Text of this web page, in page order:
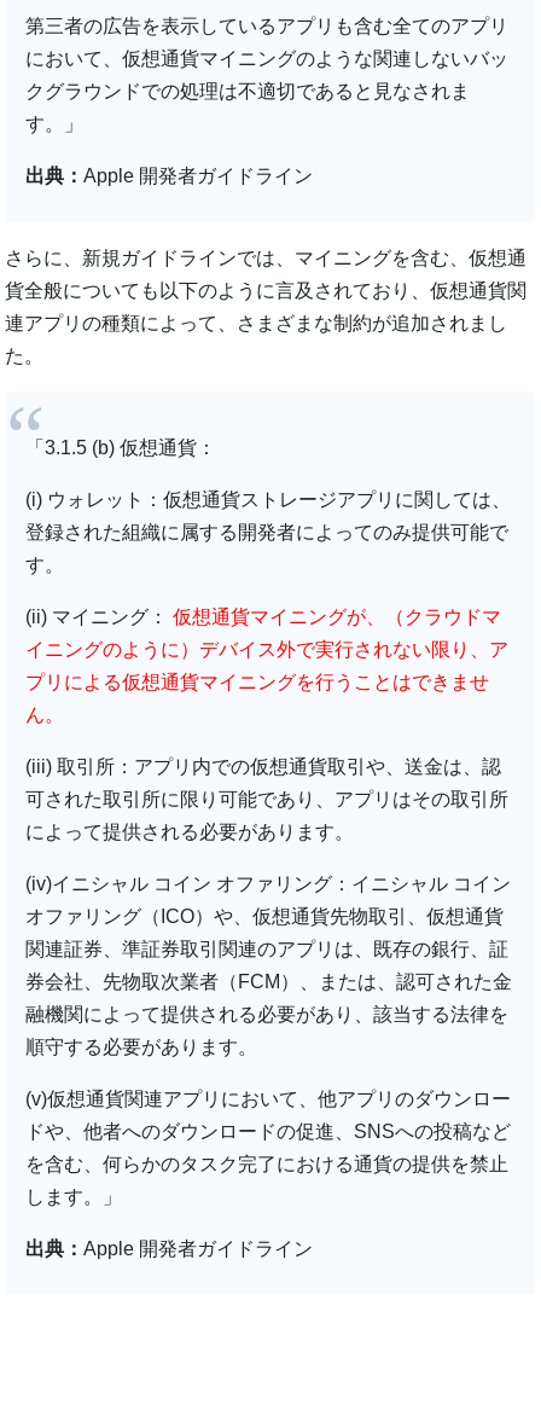
第三者の広告を表示しているアプリも含む全てのアプリ
において、仮想通貨マイニングのような関連しないバッ
クグラウンドでの処理は不適切であると見なされま
す。」
出典：Apple 開発者ガイドライン
さらに、新規ガイドラインでは、マイニングを含む、仮想通
貨全般についても以下のように言及されており、仮想通貨関
連アプリの種類によって、さまざまな制約が追加されまし
た。
「3.1.5 (b) 仮想通貨：
(i) ウォレット：仮想通貨ストレージアプリに関しては、
登録された組織に属する開発者によってのみ提供可能で
す。
(ii) マイニング：仮想通貨マイニングが、（クラウドマ
イニングのように）デバイス外で実行されない限り、ア
プリによる仮想通貨マイニングを行うことはできませ
ん。
(iii) 取引所：アプリ内での仮想通貨取引や、送金は、認
可された取引所に限り可能であり、アプリはその取引所
によって提供される必要があります。
(iv)イニシャル コイン オファリング：イニシャル コイン
オファリング（ICO）や、仮想通貨先物取引、仮想通貨
関連証券、準証券取引関連のアプリは、既存の銀行、証
券会社、先物取次業者（FCM）、または、認可された金
融機関によって提供される必要があり、該当する法律を
順守する必要があります。
(v)仮想通貨関連アプリにおいて、他アプリのダウンロー
ドや、他者へのダウンロードの促進、SNSへの投稿など
を含む、何らかのタスク完了における通貨の提供を禁止
します。」
出典：Apple 開発者ガイドライン